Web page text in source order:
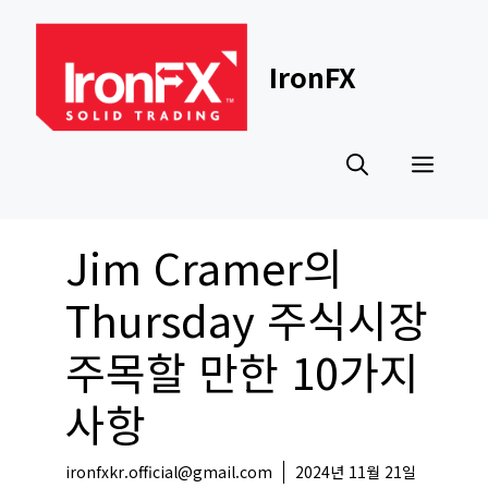
content
IronFX
Jim Cramer의
Thursday 주식시장
주목할 만한 10가지
사항
ironfxkr.official@gmail.com 2024년 11월 21일